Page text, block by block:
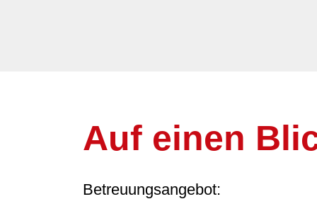
Auf einen
Betreuungsangebot: